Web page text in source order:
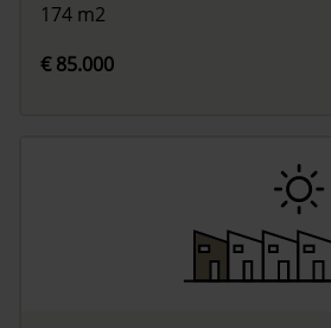
174 m2
€ 85.000